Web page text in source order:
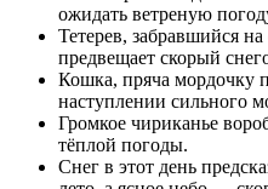
ожидать ветреную
Тетерев, забравшийся
предвещает скорый
Кошка, пряча мордочку
наступлении сильного
Громкое чириканье
тёплой погоды.
Снег в этот день